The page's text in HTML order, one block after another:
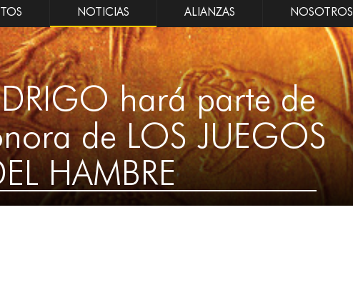
NOTICIAS ALIANZAS NOSOTROS
hará parte de
de LOS JUEGOS
HAMBRE